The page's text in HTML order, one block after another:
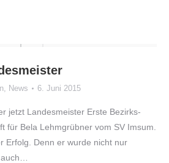
, News 6. Juni 2015
jetzt Landesmeister Erste Bezirks-
für Bela Lehmgrübner vom SV Imsum.
Erfolg. Denn er wurde nicht nur